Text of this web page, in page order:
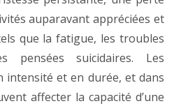
auparavant appréciées et
que la fatigue, les troubles
pensées suicidaires. Les
intensité et en durée, et dans
affecter la capacité d’une